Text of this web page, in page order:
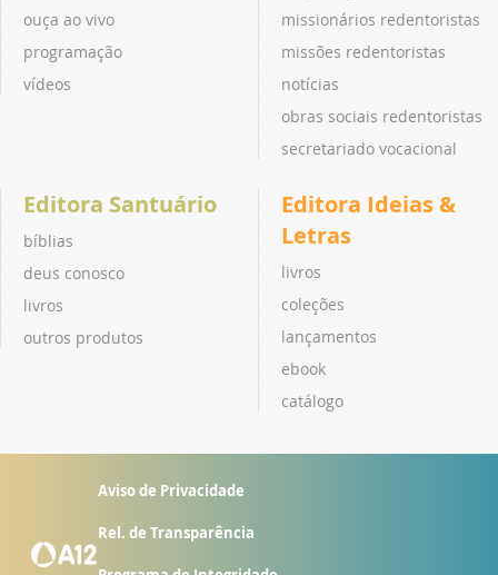
ouça ao vivo
programação
vídeos
missionários redentoristas
missões redentoristas
notícias
obras sociais redentoristas
secretariado vocacional
Editora Santuário
bíblias
deus conosco
livros
outros produtos
Editora Ideias &
Letras
livros
coleções
lançamentos
ebook
catálogo
Aviso de Privacidade
Rel. de Transparência